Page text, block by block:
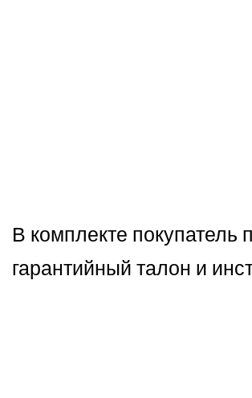
В комплекте покупатель
гарантийный талон и